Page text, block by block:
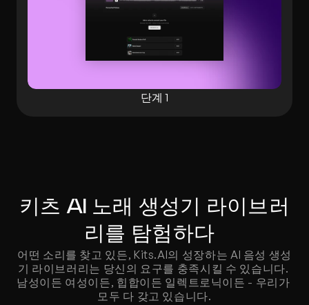
단계 1
키츠 AI 노래 생성기 라이브러
리를 탐험하다
어떤 소리를 찾고 있든, Kits.AI의 성장하는 AI 음성 생성
기 라이브러리는 당신의 요구를 충족시킬 수 있습니다.
남성이든 여성이든, 힙합이든 일렉트로닉이든 - 우리가
모두 다 갖고 있습니다.